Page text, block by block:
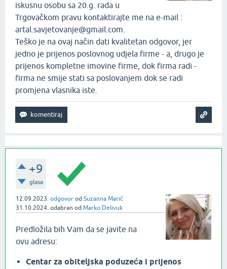
iskusnu osobu sa 20.g. rada u
Trgovačkom pravu kontaktirajte me na e-mail :
artal.savjetovanje@gmail.com.
Teško je na ovaj način dati kvalitetan odgovor, jer
jedno je prijenos poslovnog udjela firme - a, drugo je
prijenos kompletne imovine firme, dok firma radi -
firma ne smije stati sa poslovanjem dok se radi
promjena vlasnika iste.
+9
glasa
12.09.2023. odgovor od Suzanna Marić
31.10.2024. odabran od Marko Delivuk
Predložila bih Vam da se javite na
ovu adresu:
Centar za obiteljska poduzeća i prijenos